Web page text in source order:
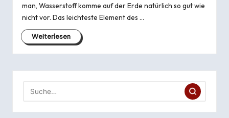
man, Wasserstoff komme auf der Erde natürlich so gut wie
nicht vor. Das leichteste Element des …
Weiterlesen